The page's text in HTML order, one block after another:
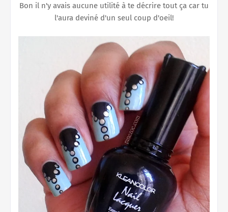
Bon il n'y avais aucune utilité à te décrire tout ça car tu
l'aura deviné d'un seul coup d'oeil!